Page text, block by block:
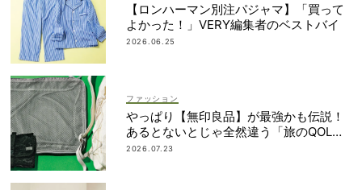
【ロンハーマン別注パジャマ】「買って
よかった！」VERY編集者のベストバイ
2026.06.25
ファッション
やっぱり【無印良品】が最強かも伝説！
あるとないとじゃ全然違う「旅のQOL爆
上げアイテム」
2026.07.23